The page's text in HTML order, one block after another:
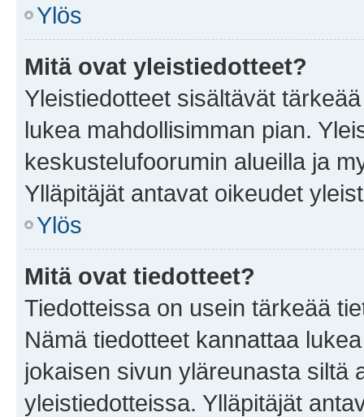
Ylös
Mitä ovat yleistiedotteet?
Yleistiedotteet sisältävät
lukea mahdollisimman pian.
keskustelufoorumin alueilla ja
Ylläpitäjät antavat oikeudet
Ylös
Mitä ovat tiedotteet?
Tiedotteissa on usein tärkeää
Nämä tiedotteet kannattaa
jokaisen sivun yläreunasta siltä
yleistiedotteissa. Ylläpitäjät